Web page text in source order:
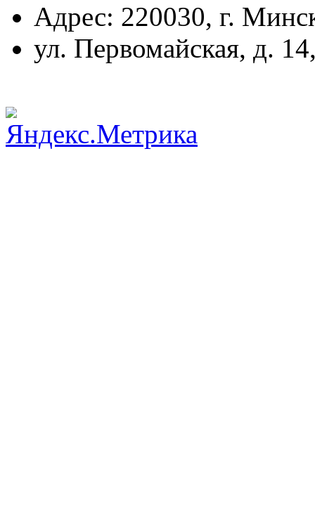
Адрес: 220030, г.
ул. Первомайская, д.